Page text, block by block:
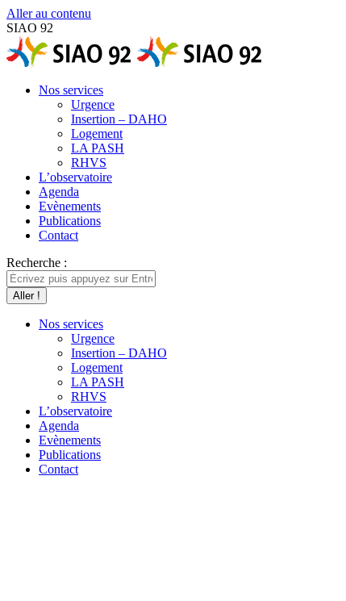
Aller au contenu
SIAO 92
Nos services
Urgence
Insertion – DAHO
Logement
LA PASH
RHVS
L’observatoire
Agenda
Evènements
Publications
Contact
Recherche :
Nos services
Urgence
Insertion – DAHO
Logement
LA PASH
RHVS
L’observatoire
Agenda
Evènements
Publications
Contact